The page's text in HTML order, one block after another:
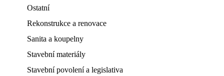
Ostatní
Rekonstrukce a renovace
Sanita a koupelny
Stavební materiály
Stavební povolení a legislativa